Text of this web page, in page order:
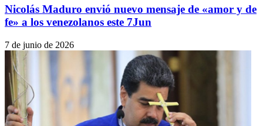
Nicolás Maduro envió nuevo mensaje de «amor y de
fe» a los venezolanos este 7Jun
7 de junio de 2026